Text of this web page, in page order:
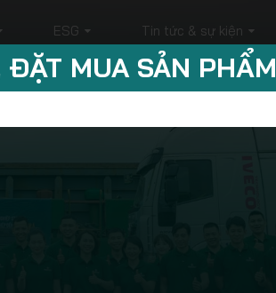
ESG Tin tức & sự kiện
ĐẶT MUA SẢN PHẨM